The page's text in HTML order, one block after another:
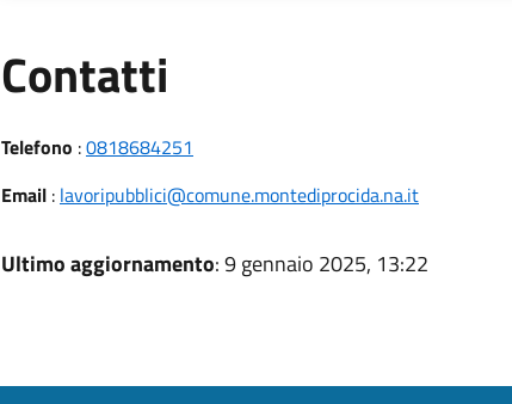
Contatti
Telefono :0818684251
Email: lavoripubblici@comune.montediprocida.na.it
Ultimo aggiornamento: 9 gennaio 2025, 13:22